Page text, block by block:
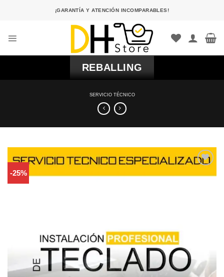
¡GARANTÍA Y ATENCIÓN INCOMPARABLES!
REBALLING
SERVICIO TÉCNICO
-25%